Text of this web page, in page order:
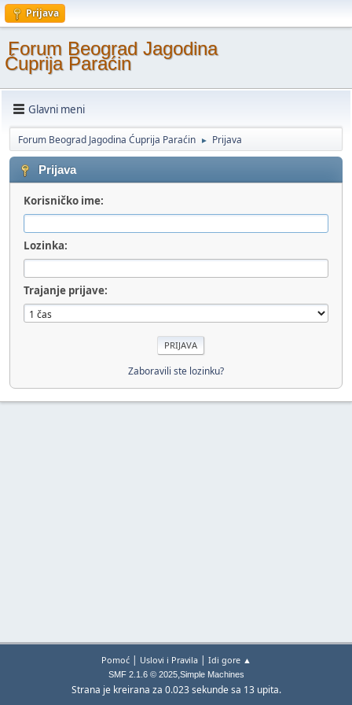
Prijava
Forum Beograd Jagodina
Ćuprija Paraćin
Glavni meni
Forum Beograd Jagodina Ćuprija Paraćin ► Prijava
Prijava
Korisničko ime:
Lozinka:
Trajanje prijave:
Zaboravili ste lozinku?
Pomoć| Uslovi i Pravila| Idi gore ▲
SMF 2.1.6 © 2025,Simple Machines
Strana je kreirana za 0.023 sekunde sa 13 upita.